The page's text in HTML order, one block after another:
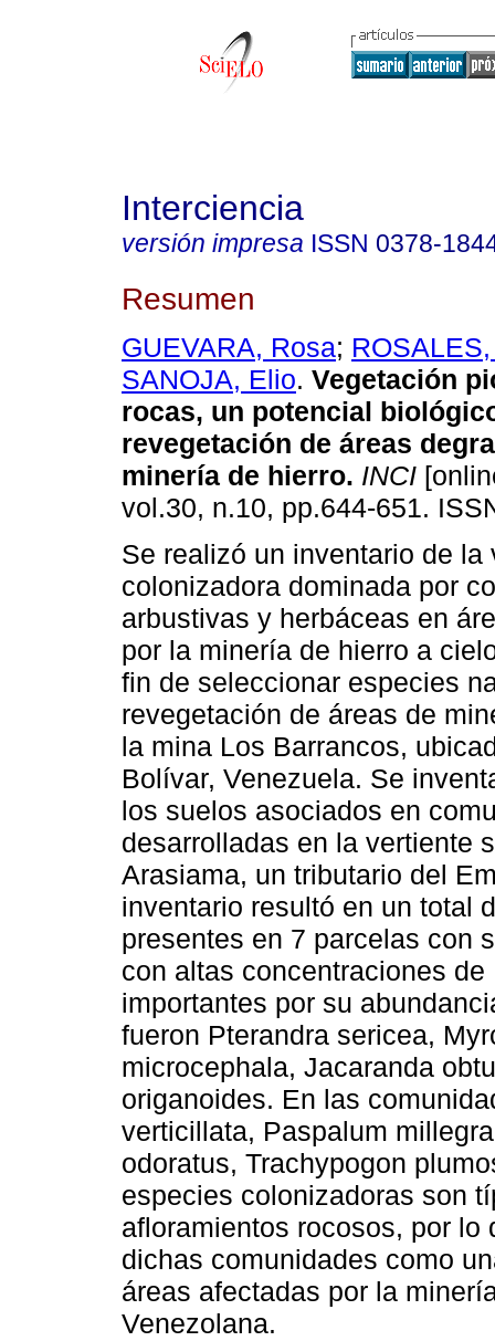
Interciencia
versión impresa ISSN 0378-
Resumen
GUEVARA, Rosa;
SANOJA, Elio. Vegetación
rocas, un potencial
revegetación de áreas
minería de hierro. INCI
vol.30, n.10, pp.644-651.
Se realizó un inventario de la
colonizadora dominada por
arbustivas y herbáceas en
por la minería de hierro a
fin de seleccionar especies
revegetación de áreas de
la mina Los Barrancos,
Bolívar, Venezuela. Se
los suelos asociados en
desarrolladas en la vertiente
Arasiama, un tributario del
inventario resultó en un total
presentes en 7 parcelas con
con altas concentraciones
importantes por su
fueron Pterandra sericea,
microcephala, Jacaranda
origanoides. En las
verticillata, Paspalum
odoratus, Trachypogon
especies colonizadoras son
afloramientos rocosos, por
dichas comunidades como
áreas afectadas por la
Venezolana.